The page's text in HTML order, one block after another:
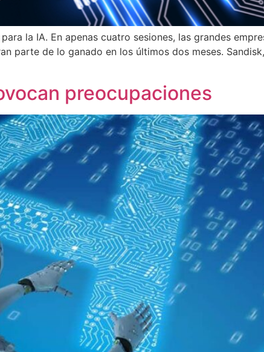
la IA. En apenas cuatro sesiones, las grandes
parte de lo ganado en los últimos dos meses.
preocupaciones